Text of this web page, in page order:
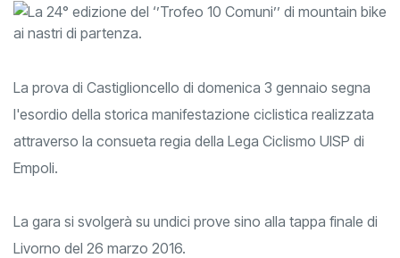
La prova di Castiglioncello di domenica 3 gennaio segna
l'esordio della storica manifestazione ciclistica realizzata
attraverso la consueta regia della Lega Ciclismo UISP di
La gara si svolgerà su undici prove sino alla tappa finale di